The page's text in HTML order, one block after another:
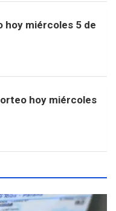
hoy miércoles 5 de
hoy miércoles